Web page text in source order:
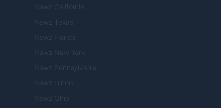
Newz California
Newz Texas
Newz Florida
Newz New York
Newz Pennsylvania
Newz Illinois
Newz Ohio